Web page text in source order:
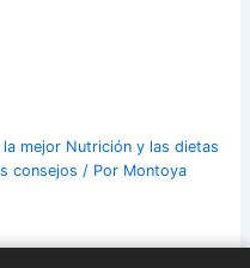
mejor Nutrición y las dietas
consejos / Por Montoya